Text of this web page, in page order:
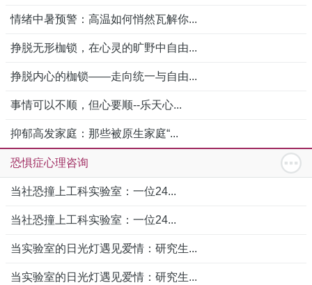
情绪中暑预警：高温如何悄然瓦解你...
挣脱无形枷锁，在心灵的旷野中自由...
挣脱内心的枷锁——走向统一与自由...
事情可以不顺，但心要顺--乐天心...
抑郁高发家庭：那些被原生家庭“...
恐惧症心理咨询
当社恐撞上工科实验室：一位24...
当社恐撞上工科实验室：一位24...
当实验室的日光灯遇见爱情：研究生...
当实验室的日光灯遇见爱情：研究生...